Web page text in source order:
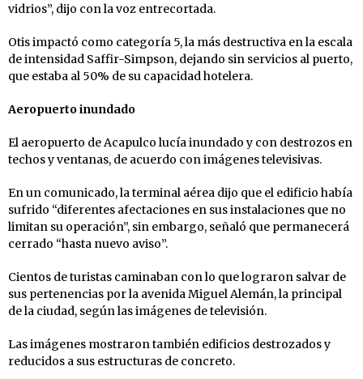
vidrios”, dijo con la voz entrecortada.
Otis impactó como categoría 5, la más destructiva en la escala
de intensidad Saffir-Simpson, dejando sin servicios al puerto,
que estaba al 50% de su capacidad hotelera.
Aeropuerto inundado
El aeropuerto de Acapulco lucía inundado y con destrozos en
techos y ventanas, de acuerdo con imágenes televisivas.
En un comunicado, la terminal aérea dijo que el edificio había
sufrido “diferentes afectaciones en sus instalaciones que no
limitan su operación”, sin embargo, señaló que permanecerá
cerrado “hasta nuevo aviso”.
Cientos de turistas caminaban con lo que lograron salvar de
sus pertenencias por la avenida Miguel Alemán, la principal
de la ciudad, según las imágenes de televisión.
Las imágenes mostraron también edificios destrozados y
reducidos a sus estructuras de concreto.